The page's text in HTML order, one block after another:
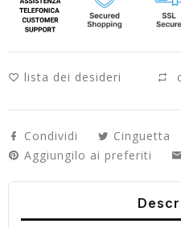
lista dei desideri
Condividi Cinguetta
Aggiungilo ai preferiti